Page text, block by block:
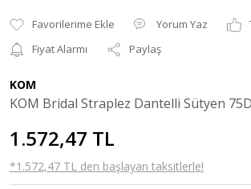
Yorum Yaz
Fiyat Alarmı
Paylaş
KOM
KOM Bridal Straplez Dantelli Sütyen
1.572,47 TL
*1.572,47 TL den başlayan taksitlerle!